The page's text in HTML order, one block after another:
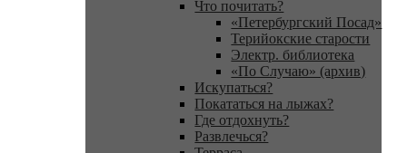
Что почитать?
«Петербургский Посад»
Терийокские старости
Электр. библиотека
«По Случаю» (архив)
Искупаться?
Покататься на лыжах?
Где отдохнуть?
Развлечься?